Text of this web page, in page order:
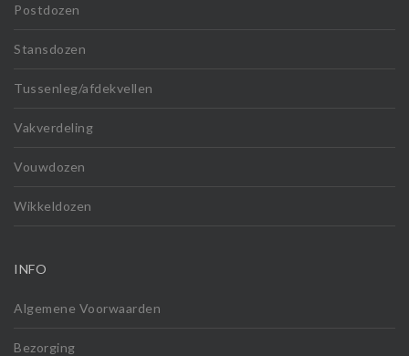
Postdozen
Stansdozen
Tussenleg/afdekvellen
Vakverdeling
Vouwdozen
Wikkeldozen
INFO
Algemene Voorwaarden
Bezorging